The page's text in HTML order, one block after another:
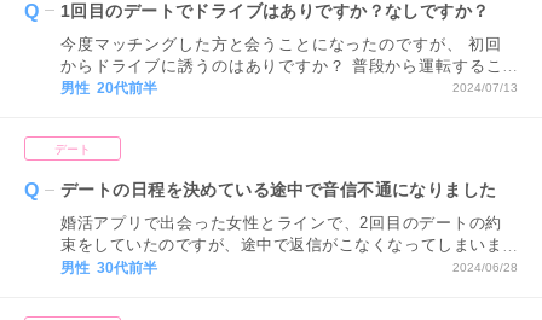
1回目のデートでドライブはありですか？なしですか？
今度マッチングした方と会うことになったのですが、 初回
からドライブに誘うのはありですか？ 普段から運転するこ
とは嫌いではないので、 彼女が行きたいと思っているとこ
ます。
男性 20代前半 2024/07/13
デート
デートの日程を決めている途中で音信不通になりました
婚活アプリで出会った女性とラインで、2回目のデートの約
束をしていたのですが、途中で返信がこなくなってしまいま
した。 ちなみに返信がこなくなって10日が経ちます。 初回
男性 30代前半 2024/06/28